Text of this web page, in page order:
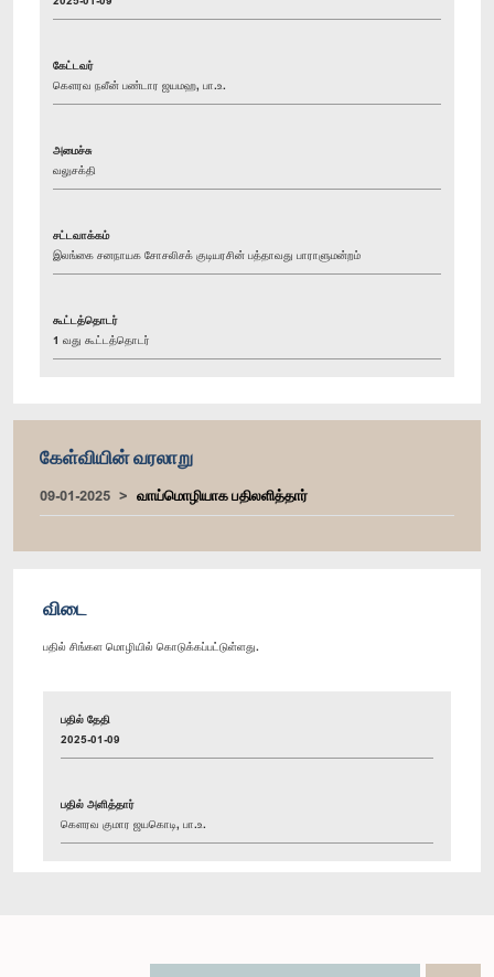
கேட்டவர்
கௌரவ நலீன் பண்டார ஜயமஹ, பா.உ.
அமைச்சு
வலுசக்தி
சட்டவாக்கம்
இலங்கை சனநாயக சோசலிசக் குடியரசின் பத்தாவது பாராளுமன்றம்
கூட்டத்தொடர்
1 வது கூட்டத்தொடர்
கேள்வியின் வரலாறு
09-01-2025 வாய்மொழியாக பதிலளித்தார்
விடை
பதில் சிங்கள மொழியில் கொடுக்கப்பட்டுள்ளது.
பதில் தேதி
2025-01-09
பதில் அளித்தார்
கௌரவ குமார ஜயகொடி, பா.உ.